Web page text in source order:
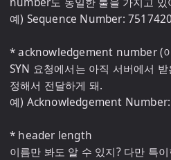
예) Sequence Number:
* acknowledgement number (
SYN 요청에서는 아직 서버에서
정해서 전달하게 돼.
예) Acknowledgement
* header length
이름만 봐도 알 수 있지? 다만 특